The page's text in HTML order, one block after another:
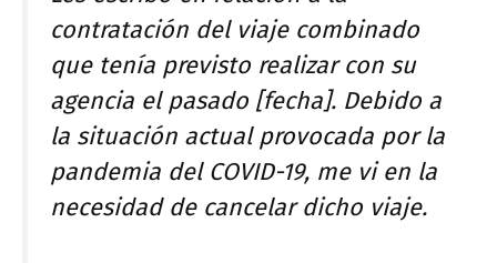
contratación del viaje combinado
que tenía previsto realizar con su
agencia el pasado [fecha]. Debido a
la situación actual provocada por la
pandemia del COVID-19, me vi en la
necesidad de cancelar dicho viaje.